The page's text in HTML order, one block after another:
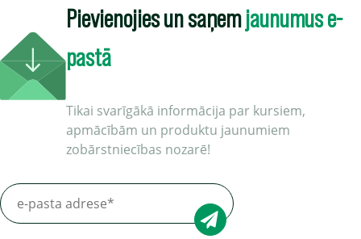
Pievienojies un saņemjaunumus e-
pastā
Tikai svarīgākā informācija par kursiem,
apmācībām un produktu jaunumiem
zobārstniecības nozarē!